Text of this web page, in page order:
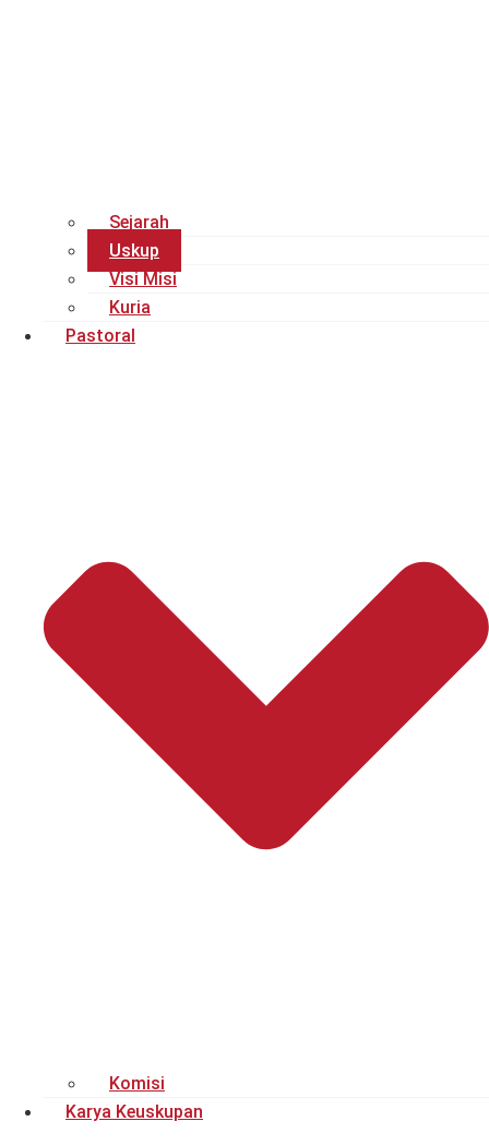
Sejarah
Uskup
Visi Misi
Kuria
Pastoral
Komisi
Karya Keuskupan